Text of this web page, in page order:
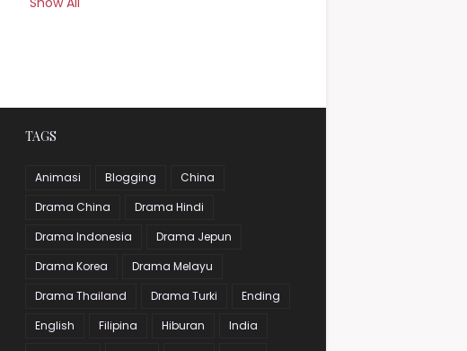
TAGS
Animasi Blogging
China
Drama China
Drama Hindi
Drama Indonesia
Drama Jepun
Drama Korea
Drama Melayu
Drama Thailand
Drama Turki
Ending
English
Filipina Hiburan
India